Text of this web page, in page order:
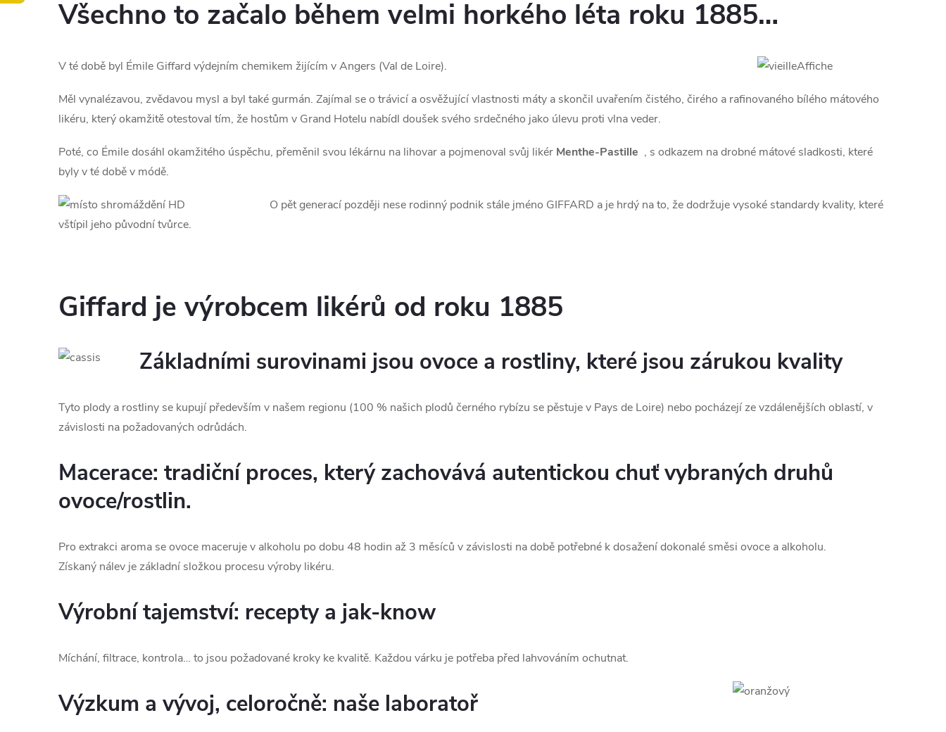
Všechno to začalo během velmi horkého léta roku 1885…
V té době byl Émile Giffard výdejním chemikem žijícím v Angers (Val de Loire).
Měl vynalézavou, zvědavou mysl a byl také gurmán. Zajímal se o trávicí a osvěžující vlastnosti máty a skončil uvařením čistého, čirého a rafinovaného bílého mátového
likéru, který okamžitě otestoval tím, že hostům v Grand Hotelu nabídl doušek svého srdečného jako úlevu proti vlna veder.
Poté, co Émile dosáhl okamžitého úspěchu, přeměnil svou lékárnu na lihovar a pojmenoval svůj likér Menthe-Pastille , s odkazem na drobné mátové sladkosti, které
byly v té době v módě.
O pět generací později nese rodinný podnik stále jméno GIFFARD a je hrdý na to, že dodržuje vysoké standardy kvality, které
vštípil jeho původní tvůrce.
Giffard je výrobcem likérů od roku 1885
Základními surovinami jsou ovoce a rostliny, které jsou zárukou kvality
Tyto plody a rostliny se kupují především v našem regionu (100 % našich plodů černého rybízu se pěstuje v Pays de Loire) nebo pocházejí ze vzdálenějších oblastí, v
závislosti na požadovaných odrůdách.
Macerace: tradiční proces, který zachovává autentickou chuť vybraných druhů
ovoce/rostlin.
Pro extrakci aroma se ovoce maceruje v alkoholu po dobu 48 hodin až 3 měsíců v závislosti na době potřebné k dosažení dokonalé směsi ovoce a alkoholu.
Získaný nálev je základní složkou procesu výroby likéru.
Výrobní tajemství: recepty a jak-know
Míchání, filtrace, kontrola… to jsou požadované kroky ke kvalitě. Každou várku je potřeba před lahvováním ochutnat.
Výzkum a vývoj, celoročně: naše laboratoř